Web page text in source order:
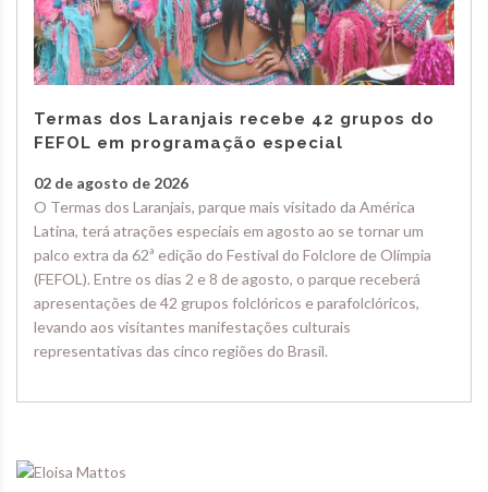
Termas dos Laranjais recebe 42 grupos do
FEFOL em programação especial
02 de agosto de 2026
O Termas dos Laranjais, parque mais visitado da América
Latina, terá atrações especiais em agosto ao se tornar um
palco extra da 62ª edição do Festival do Folclore de Olímpia
(FEFOL). Entre os dias 2 e 8 de agosto, o parque receberá
apresentações de 42 grupos folclóricos e parafolclóricos,
levando aos visitantes manifestações culturais
representativas das cinco regiões do Brasil.